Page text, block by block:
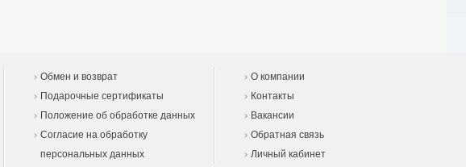
Обмен и возврат
Подарочные сертификаты
Положение об обработке данных
Согласие на обработку
персональных данных
О компании
Контакты
Вакансии
Обратная связь
Личный кабинет